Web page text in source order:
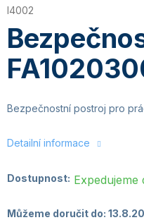
I4002
Bezpečnostní postroj pro
Detailní informace
Dostupnost: Expedujeme
Můžeme doručit do: